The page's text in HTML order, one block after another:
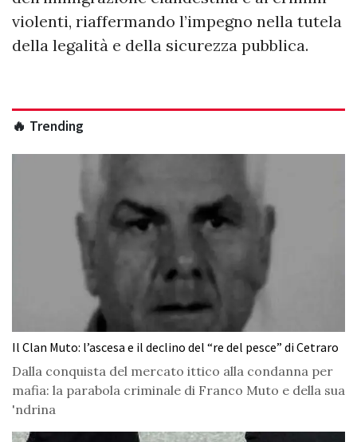
violenti, riaffermando l’impegno nella tutela
della legalità e della sicurezza pubblica.
🔥 Trending
Il Clan Muto: l’ascesa e il declino del “re del pesce” di Cetraro
Dalla conquista del mercato ittico alla condanna per
mafia: la parabola criminale di Franco Muto e della sua
'ndrina